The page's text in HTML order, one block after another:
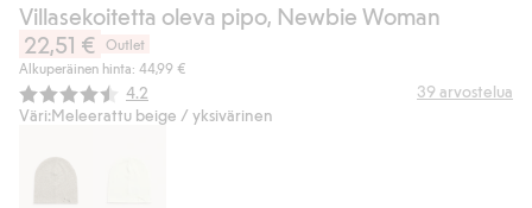
Villasekoitetta oleva pipo, Newbie Woman
22,51 €
Outlet
Alkuperäinen hinta: 44,99 €
Keskimääräinen luokitus:
4.2 39 arvostelua
Väri:Meleerattu beige / yksivärinen